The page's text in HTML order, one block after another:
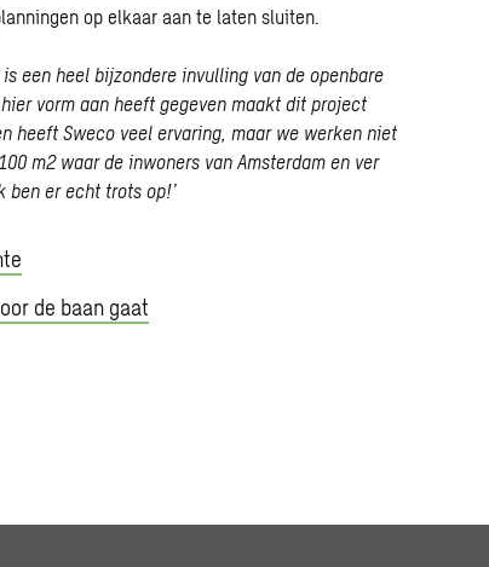
op elkaar aan te laten sluiten.
een heel bijzondere invulling van de openbare
vorm aan heeft gegeven maakt dit project
heeft Sweco veel ervaring, maar we werken niet
m2 waar de inwoners van Amsterdam en ver
ben er echt trots op!’
de baan gaat